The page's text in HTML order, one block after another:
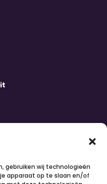
gebruiken wij technologieën
apparaat op te slaan en/of